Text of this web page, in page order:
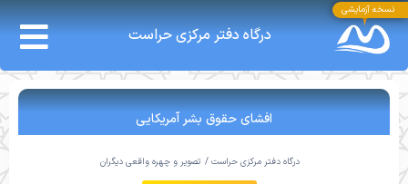
درگاه دفتر مرکزی حراست
افشای حقوق بشر آمریکایی
درگاه دفتر مرکزی حراست / تصویر و چهره واقعی دیگران
نسخه آزمایشی